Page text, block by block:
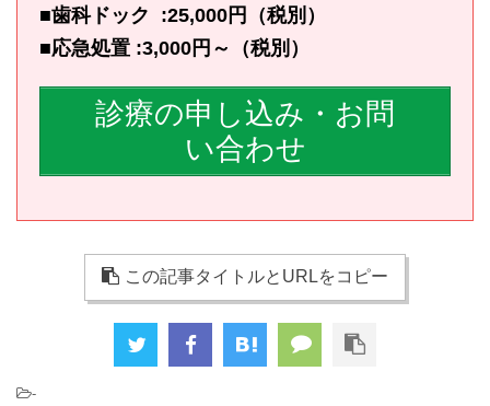
■歯科ドック :25,000円（税別）
■応急処置 :3,000円～（税別）
診療の申し込み・お問
い合わせ
この記事タイトルとURLをコピー
-